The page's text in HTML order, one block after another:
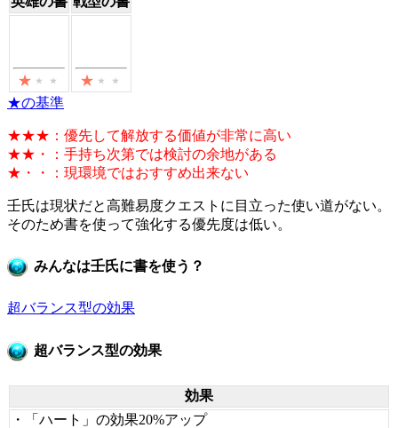
★の基準
★★★：優先して解放する価値が非常に高い
★★・：手持ち次第では検討の余地がある
★・・：現環境ではおすすめ出来ない
壬氏は現状だと高難易度クエストに目立った使い道がない。
そのため書を使って強化する優先度は低い。
みんなは壬氏に書を使う？
超バランス型の効果
超バランス型の効果
効果
・「ハート」の効果20%アップ